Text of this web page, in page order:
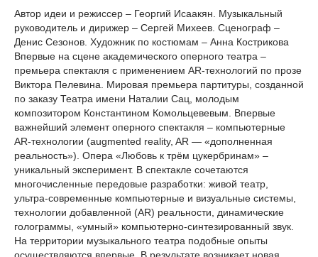
Автор идеи и режиссер – Георгий Исаакян. Музыкальный
руководитель и дирижер – Сергей Михеев. Сценограф –
Денис Сезонов. Художник по костюмам – Анна Кострикова
Впервые на сцене академического оперного театра –
премьера спектакля с применением АR-технологий по прозе
Виктора Пелевина. Мировая премьера партитуры, созданной
по заказу Театра имени Наталии Сац, молодым
композитором Константином Комольцевевым. Впервые
важнейший элемент оперного спектакля – компьютерные
AR-технологии (augmented reality, AR — «дополненная
реальность»). Опера «Любовь к трём цукербринам» –
уникальный эксперимент. В спектакле сочетаются
многочисленные передовые разработки: живой театр,
ультра-современные компьютерные и визуальные системы,
технологии добавленной (AR) реальности, динамические
голограммы, «умный» компьютерно-синтезированный звук.
На территории музыкального театра подобные опыты